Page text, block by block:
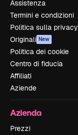
Assistenza
Termini e condizioni
Politica sulla privacy
Originali New
Politica dei cookie
Centro di fiducia
Affiliati
Aziende
Azienda
Prezzi